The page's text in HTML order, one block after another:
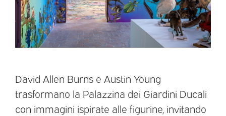
David Allen Burns e Austin Young
trasformano la Palazzina dei Giardini Ducali
con immagini ispirate alle figurine, invitando